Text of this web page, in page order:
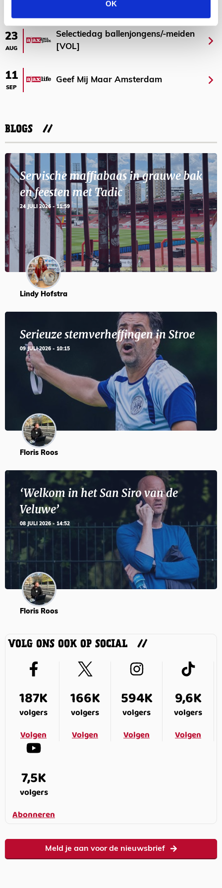
OK
23
AUG
Selectiedag ballenjongens/-meiden
[VOL]
11
SEP
Geef Mij Maar Amsterdam
BLOGS
Servische maffiabaas in grauwe bak
en feesten met Tadic
24 JULI 2026 - 11:59
Lindy Hofstra
Serieuze stemverheffingen in Stroe
09 JULI 2026 - 10:15
Floris Roos
‘Welkom in het San Siro van de
Veluwe’
08 JULI 2026 - 14:52
Floris Roos
VOLG ONS OOK OP SOCIAL
187K
volgers
Volgen
166K
volgers
Volgen
594K
volgers
Volgen
9,6K
volgers
Volgen
7,5K
volgers
Abonneren
Meld je aan voor de nieuwsbrief